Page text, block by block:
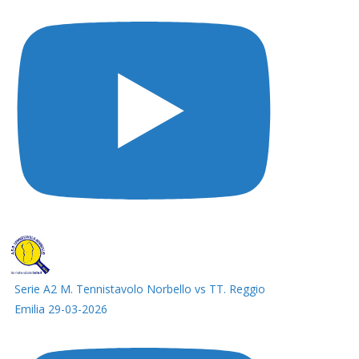
Serie A2 M. Tennistavolo Norbello vs TT. Reggio
Emilia 29-03-2026